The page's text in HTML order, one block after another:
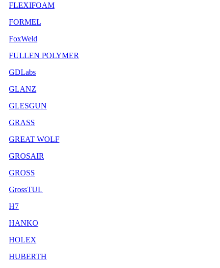
FLEXIFOAM
FORMEL
FoxWeld
FULLEN POLYMER
GDLabs
GLANZ
GLESGUN
GRASS
GREAT WOLF
GROSAIR
GROSS
GrossTUL
H7
HANKO
HOLEX
HUBERTH